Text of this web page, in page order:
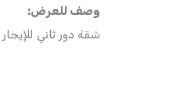
وصف للعرض:
شقة دور ثاني للإيجار في حي